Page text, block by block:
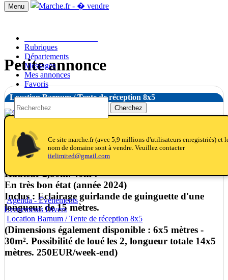
Menu
Rubriques
Départements
Messages
Mes annonces
Favoris
Cherchez
notifications_active
notifications
notificationsCe site marche.fr (avec 5,9 millions d'utilisateurs enregistriés) et
nom de domaine sont à vendre. Veuillez contacter
iielimited@gmail.com
Agenda - Evènements
Evenements Divers
Location Barnum / Tente de réception 8x5
Petite annonce
Location Barnum / Tente de réception 8x5
Location barnum de dimensions 8x5 mètres.
Couleur blanc. Matériel professionnel
Hauteur 2,80m. 40m².
En très bon état (année 2024)
Inclus : Eclairage guirlande de guinguette d'une
longueur de 15 mètres.
(Dimensions également disponible : 6x5 mètres -
30m². Possibilité de loué les 2, longueur totale 14x5
mètres. 250EUR/week-end)